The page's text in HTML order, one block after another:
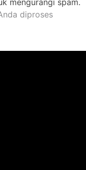
diproses